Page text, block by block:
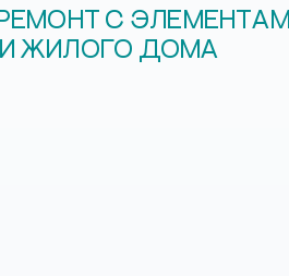
С
ЖИЛОГО ДОМА